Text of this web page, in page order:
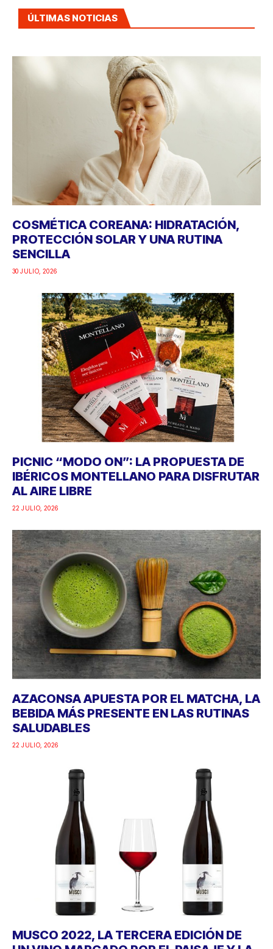
ÚLTIMAS NOTICIAS
COSMÉTICA COREANA: HIDRATACIÓN,
PROTECCIÓN SOLAR Y UNA RUTINA
SENCILLA
30 JULIO, 2026
PICNIC “MODO ON”: LA PROPUESTA DE
IBÉRICOS MONTELLANO PARA DISFRUTAR
AL AIRE LIBRE
22 JULIO, 2026
AZACONSA APUESTA POR EL MATCHA, LA
BEBIDA MÁS PRESENTE EN LAS RUTINAS
SALUDABLES
22 JULIO, 2026
MUSCO 2022, LA TERCERA EDICIÓN DE